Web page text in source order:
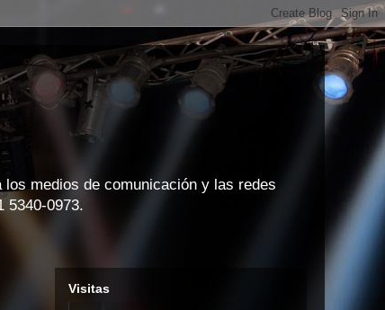
medios de comunicación y las redes
5340-0973.
Visitas